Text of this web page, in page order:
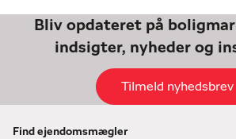
Bliv opdateret på
indsigter, nyheder og
Tilmeld nyhedsbrev
Find ejendomsmægler